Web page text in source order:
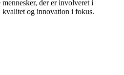
der er involveret i
og innovation i fokus.